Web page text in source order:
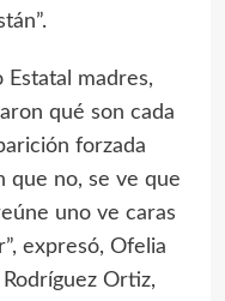
Estatal madres,
qué son cada
forzada
que no, se ve que
uno ve caras
expresó, Ofelia
Ortiz,